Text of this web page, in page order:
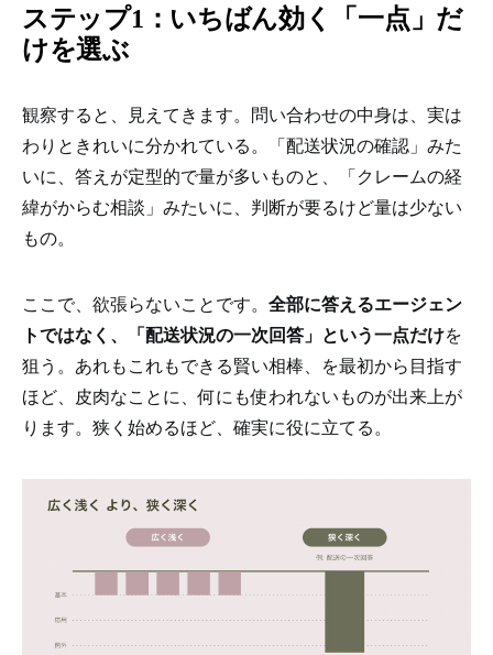
ステップ1：いちばん効く「一点」だ
けを選ぶ
観察すると、見えてきます。問い合わせの中身は、実は
わりときれいに分かれている。「配送状況の確認」みた
いに、答えが定型的で量が多いものと、「クレームの経
緯がからむ相談」みたいに、判断が要るけど量は少ない
もの。
ここで、欲張らないことです。 全部に答えるエージェン
トではなく、「配送状況の一次回答」という一点だけを
狙う。あれもこれもできる賢い相棒、を最初から目指す
ほど、皮肉なことに、何にも使われないものが出来上が
ります。狭く始めるほど、確実に役に立てる。